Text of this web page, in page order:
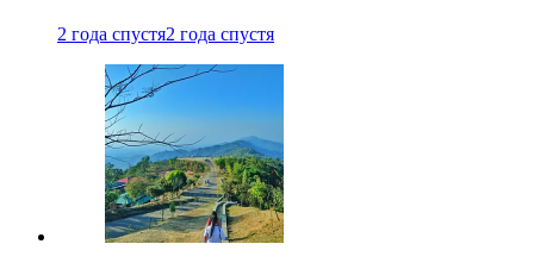
2 года спустя2 года спустя